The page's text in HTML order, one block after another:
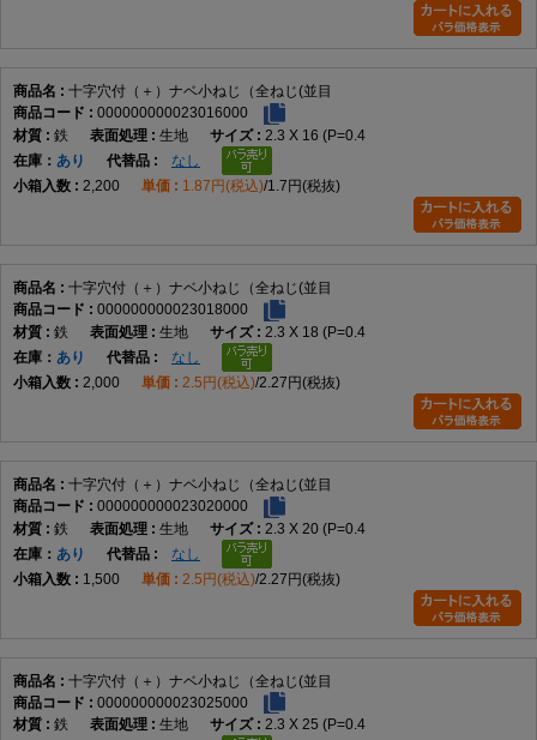
十字穴付（＋）ナベ小ねじ（全ねじ(並目
000000000023016000
鉄
生地
2.3 X 16 (P=0.4
在庫
あり
なし
2,200
1.87円(税込) 1.7円(税抜)
十字穴付（＋）ナベ小ねじ（全ねじ(並目
000000000023018000
鉄
生地
2.3 X 18 (P=0.4
在庫
あり
なし
2,000
2.5円(税込) 2.27円(税抜)
十字穴付（＋）ナベ小ねじ（全ねじ(並目
000000000023020000
鉄
生地
2.3 X 20 (P=0.4
在庫
あり
なし
1,500
2.5円(税込) 2.27円(税抜)
十字穴付（＋）ナベ小ねじ（全ねじ(並目
000000000023025000
鉄
生地
2.3 X 25 (P=0.4